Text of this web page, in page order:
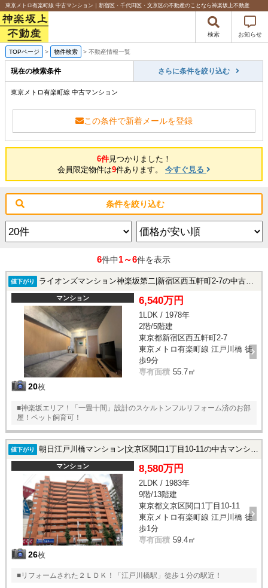
東京メトロ有楽町線 中古マンション｜新宿区・千代田区・文京区の不動産のことなら神楽坂上不動産
検索 お知らせ
TOPページ > 物件検索 > 不動産情報一覧
現在の検索条件 さらに条件を絞り込む
東京メトロ有楽町線 中古マンション
この条件で新着メールを登録
6件見つかりました！
会員限定物件は9件あります。 今すぐ見る
条件を絞り込む
6件中1～6件を表示
値下がり ライオンズマンション神楽坂第二|新宿区西五軒町2-7の中古マンション
マンション
20枚
6,540万円
1LDK / 1978年
2階/5階建
東京都新宿区西五軒町2-7
東京メトロ有楽町線 江戸川橋 徒
歩9分
専有面積 55.7㎡
■神楽坂エリア！「一畳十間」設計のスケルトンフルリフォーム済のお部
屋！ペット飼育可！
値下がり 朝日江戸川橋マンション|文京区関口1丁目10-11の中古マンション
マンション
26枚
8,580万円
2LDK / 1983年
9階/13階建
東京都文京区関口1丁目10-11
東京メトロ有楽町線 江戸川橋 徒
歩1分
専有面積 59.4㎡
■リフォームされた２ＬＤＫ！「江戸川橋駅」徒歩１分の駅近！